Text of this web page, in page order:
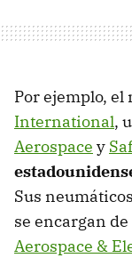
Por ejemplo, el
International,
Aerospace y
Sus
se encargan
Aerospace &